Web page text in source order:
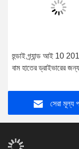
হুন্ডাই গ্র্যান্ড আই 10
বাম হাতের ড্রাইভারের
সেরা মূল্য